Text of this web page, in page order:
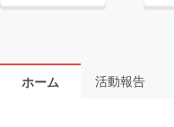
ホーム 活動報告